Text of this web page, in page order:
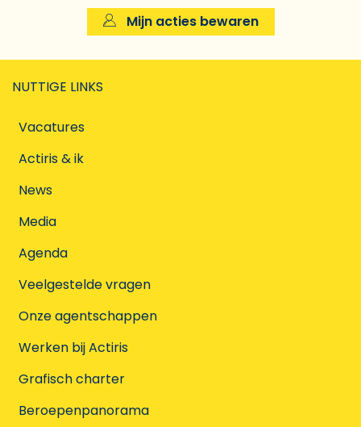
Mijn acties bewaren
NUTTIGE LINKS
Vacatures
Actiris & ik
News
Media
Agenda
Veelgestelde vragen
Onze agentschappen
Werken bij Actiris
Grafisch charter
Beroepenpanorama